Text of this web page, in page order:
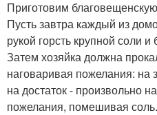
Приготовим
Пусть завтра каждый из
рукой горсть крупной соли
Затем хозяйка должна
наговаривая пожелания: на
на достаток - произвольно
пожелания, помешивая соль.